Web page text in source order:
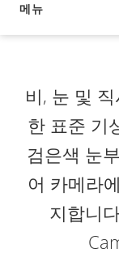
메뉴
오버뷰
비, 눈 및
한 표준 기
검은색 눈
어 카메라
지합니